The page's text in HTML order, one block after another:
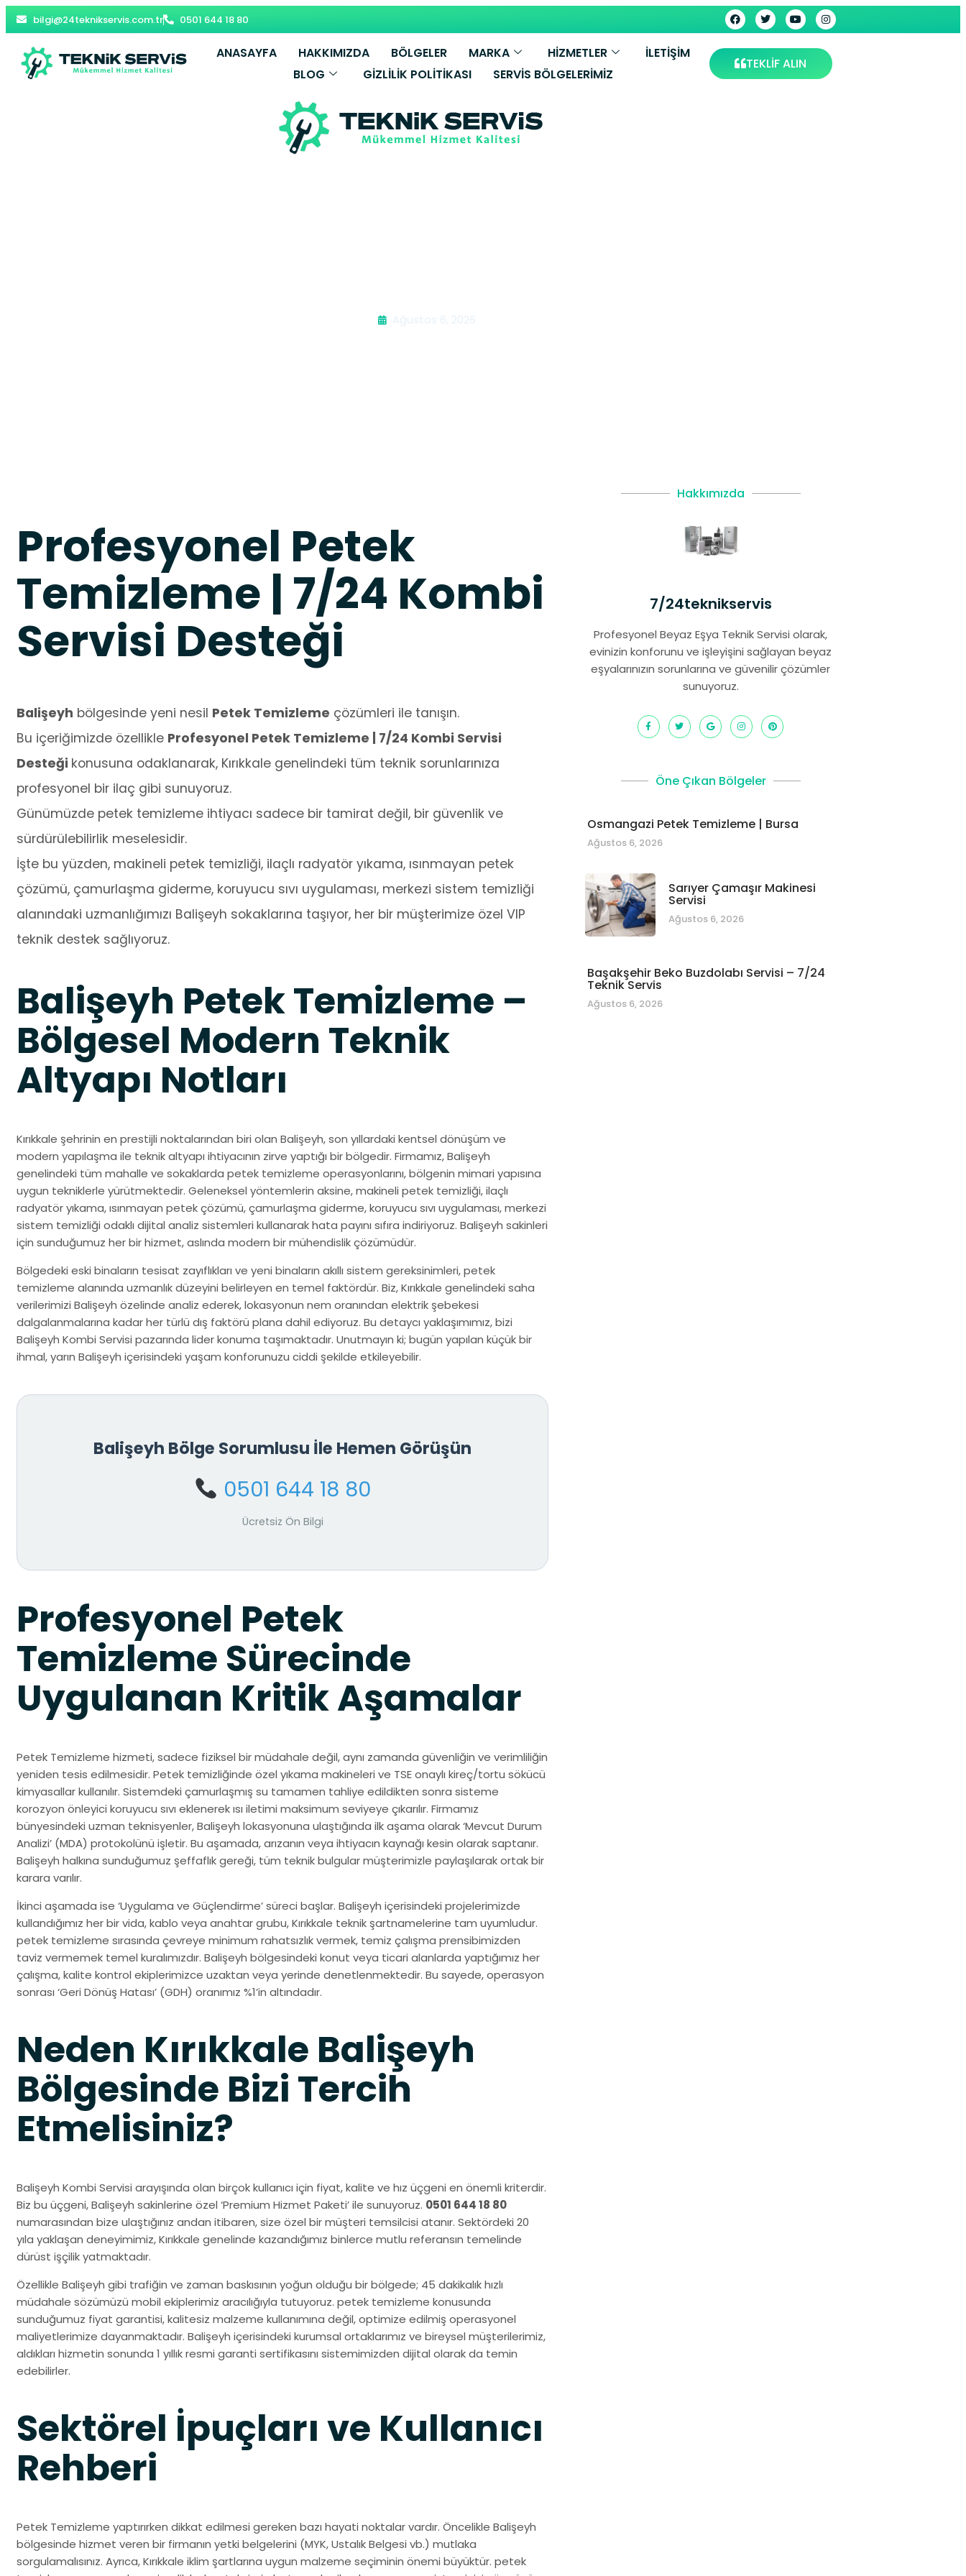
bilgi@24teknikservis.com.tr 0501 644 18 80
ANASAYFA HAKKIMIZDA BÖLGELER MARKA HİZMETLER
İLETIŞIM
BLOG
GIZLILIK POLITIKASI SERVIS BÖLGELERIMIZ
TEKLİF ALIN
Ağustos 6, 2026
Profesyonel Petek
Temizleme | 7/24 Kombi
Servisi Desteği
Balişeyh bölgesinde yeni nesil Petek Temizleme çözümleri ile tanışın.
Bu içeriğimizde özellikle Profesyonel Petek Temizleme | 7/24 Kombi Servisi
Desteği konusuna odaklanarak, Kırıkkale genelindeki tüm teknik sorunlarınıza
profesyonel bir ilaç gibi sunuyoruz.
Günümüzde petek temizleme ihtiyacı sadece bir tamirat değil, bir güvenlik ve
sürdürülebilirlik meselesidir.
İşte bu yüzden, makineli petek temizliği, ilaçlı radyatör yıkama, ısınmayan petek
çözümü, çamurlaşma giderme, koruyucu sıvı uygulaması, merkezi sistem temizliği
alanındaki uzmanlığımızı Balişeyh sokaklarına taşıyor, her bir müşterimize özel VIP
teknik destek sağlıyoruz.
Balişeyh Petek Temizleme –
Bölgesel Modern Teknik
Altyapı Notları
Kırıkkale şehrinin en prestijli noktalarından biri olan Balişeyh, son yıllardaki kentsel dönüşüm ve
modern yapılaşma ile teknik altyapı ihtiyacının zirve yaptığı bir bölgedir. Firmamız, Balişeyh
genelindeki tüm mahalle ve sokaklarda petek temizleme operasyonlarını, bölgenin mimari yapısına
uygun tekniklerle yürütmektedir. Geleneksel yöntemlerin aksine, makineli petek temizliği, ilaçlı
radyatör yıkama, ısınmayan petek çözümü, çamurlaşma giderme, koruyucu sıvı uygulaması, merkezi
sistem temizliği odaklı dijital analiz sistemleri kullanarak hata payını sıfıra indiriyoruz. Balişeyh sakinleri
için sunduğumuz her bir hizmet, aslında modern bir mühendislik çözümüdür.
Bölgedeki eski binaların tesisat zayıflıkları ve yeni binaların akıllı sistem gereksinimleri, petek
temizleme alanında uzmanlık düzeyini belirleyen en temel faktördür. Biz, Kırıkkale genelindeki saha
verilerimizi Balişeyh özelinde analiz ederek, lokasyonun nem oranından elektrik şebekesi
dalgalanmalarına kadar her türlü dış faktörü plana dahil ediyoruz. Bu detaycı yaklaşımımız, bizi
Balişeyh Kombi Servisi pazarında lider konuma taşımaktadır. Unutmayın ki; bugün yapılan küçük bir
ihmal, yarın Balişeyh içerisindeki yaşam konforunuzu ciddi şekilde etkileyebilir.
Balişeyh Bölge Sorumlusu İle Hemen Görüşün
0501 644 18 80
Ücretsiz Ön Bilgi
Profesyonel Petek
Temizleme Sürecinde
Uygulanan Kritik Aşamalar
Petek Temizleme hizmeti, sadece fiziksel bir müdahale değil, aynı zamanda güvenliğin ve verimliliğin
yeniden tesis edilmesidir. Petek temizliğinde özel yıkama makineleri ve TSE onaylı kireç/tortu sökücü
kimyasallar kullanılır. Sistemdeki çamurlaşmış su tamamen tahliye edildikten sonra sisteme
korozyon önleyici koruyucu sıvı eklenerek ısı iletimi maksimum seviyeye çıkarılır. Firmamız
bünyesindeki uzman teknisyenler, Balişeyh lokasyonuna ulaştığında ilk aşama olarak ‘Mevcut Durum
Analizi’ (MDA) protokolünü işletir. Bu aşamada, arızanın veya ihtiyacın kaynağı kesin olarak saptanır.
Balişeyh halkına sunduğumuz şeffaflık gereği, tüm teknik bulgular müşterimizle paylaşılarak ortak bir
karara varılır.
İkinci aşamada ise ‘Uygulama ve Güçlendirme’ süreci başlar. Balişeyh içerisindeki projelerimizde
kullandığımız her bir vida, kablo veya anahtar grubu, Kırıkkale teknik şartnamelerine tam uyumludur.
petek temizleme sırasında çevreye minimum rahatsızlık vermek, temiz çalışma prensibimizden
taviz vermemek temel kuralımızdır. Balişeyh bölgesindeki konut veya ticari alanlarda yaptığımız her
çalışma, kalite kontrol ekiplerimizce uzaktan veya yerinde denetlenmektedir. Bu sayede, operasyon
sonrası ‘Geri Dönüş Hatası’ (GDH) oranımız %1’in altındadır.
Neden Kırıkkale Balişeyh
Bölgesinde Bizi Tercih
Etmelisiniz?
Balişeyh Kombi Servisi arayışında olan birçok kullanıcı için fiyat, kalite ve hız üçgeni en önemli kriterdir.
Biz bu üçgeni, Balişeyh sakinlerine özel ‘Premium Hizmet Paketi’ ile sunuyoruz. 0501 644 18 80
numarasından bize ulaştığınız andan itibaren, size özel bir müşteri temsilcisi atanır. Sektördeki 20
yıla yaklaşan deneyimimiz, Kırıkkale genelinde kazandığımız binlerce mutlu referansın temelinde
dürüst işçilik yatmaktadır.
Özellikle Balişeyh gibi trafiğin ve zaman baskısının yoğun olduğu bir bölgede; 45 dakikalık hızlı
müdahale sözümüzü mobil ekiplerimiz aracılığıyla tutuyoruz. petek temizleme konusunda
sunduğumuz fiyat garantisi, kalitesiz malzeme kullanımına değil, optimize edilmiş operasyonel
maliyetlerimize dayanmaktadır. Balişeyh içerisindeki kurumsal ortaklarımız ve bireysel müşterilerimiz,
aldıkları hizmetin sonunda 1 yıllık resmi garanti sertifikasını sistemimizden dijital olarak da temin
edebilirler.
Sektörel İpuçları ve Kullanıcı
Rehberi
Petek Temizleme yaptırırken dikkat edilmesi gereken bazı hayati noktalar vardır. Öncelikle Balişeyh
bölgesinde hizmet veren bir firmanın yetki belgelerini (MYK, Ustalık Belgesi vb.) mutlaka
sorgulamalısınız. Ayrıca, Kırıkkale iklim şartlarına uygun malzeme seçiminin önemi büyüktür. petek
Hakkımızda
7/24teknikservis
Profesyonel Beyaz Eşya Teknik Servisi olarak,
evinizin konforunu ve işleyişini sağlayan beyaz
eşyalarınızın sorunlarına ve güvenilir çözümler
sunuyoruz.
Öne Çıkan Bölgeler
Osmangazi Petek Temizleme | Bursa
Ağustos 6, 2026
Sarıyer Çamaşır Makinesi
Servisi
Ağustos 6, 2026
Başakşehir Beko Buzdolabı Servisi – 7/24
Teknik Servis
Ağustos 6, 2026